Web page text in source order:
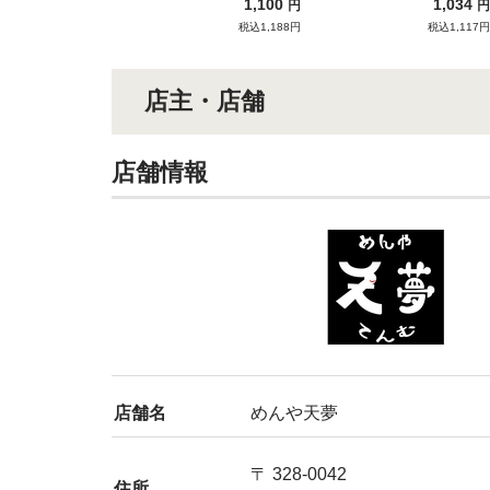
1,100 円
税込1,188円
1,034 円
税込1,117円
店主・店舗
店舗情報
店舗名 めんや天夢
〒 328-0042